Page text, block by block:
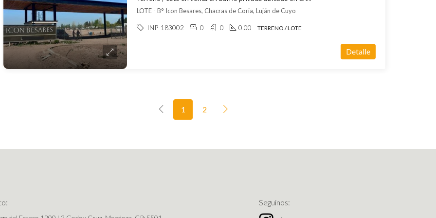
LOTE - B° Icon Besares, Chacras de Coria, Luján de Cuyo
INP-183002 0 0 0.00 TERRENO / LOTE
Detalle
1 2
Seguinos: